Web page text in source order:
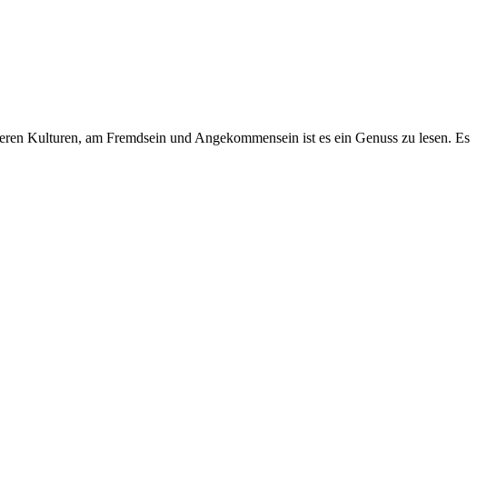
Kulturen, am Fremdsein und Angekommensein ist es ein Genuss zu lesen. Es